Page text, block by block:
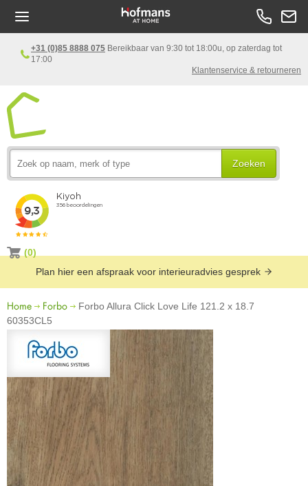
+31 (0)85 8888 075 Bereikbaar van 9:30 tot 18:00u, op zaterdag tot
17:00
Klantenservice & retourneren
Zoeken
(0)
Plan hier een afspraak voor interieuradvies gesprek
Home Forbo
Forbo Allura Click Love Life 121.2 x 18.7
60353CL5